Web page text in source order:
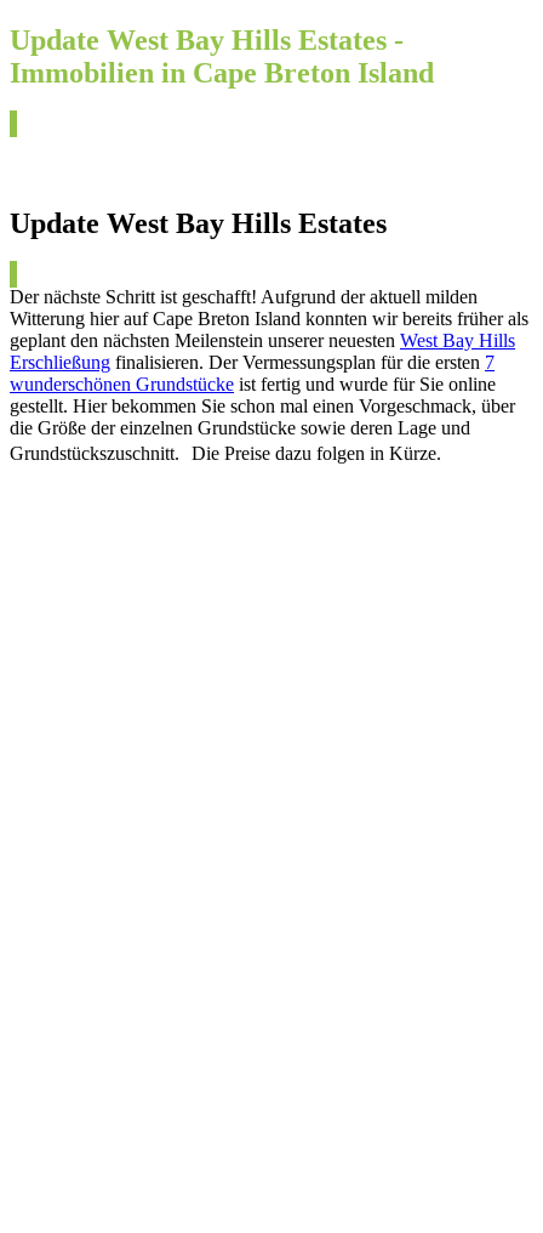
Update West Bay Hills Estates -
Immobilien in Cape Breton Island
Update West Bay Hills Estates
Der nächste Schritt ist geschafft! Aufgrund der aktuell milden
Witterung hier auf Cape Breton Island konnten wir bereits früher als
geplant den nächsten Meilenstein unserer neuesten West Bay Hills
Erschließung finalisieren. Der Vermessungsplan für die ersten 7
wunderschönen Grundstücke ist fertig und wurde für Sie online
gestellt. Hier bekommen Sie schon mal einen Vorgeschmack, über
die Größe der einzelnen Grundstücke sowie deren Lage und
Grundstückszuschnitt. Die Preise dazu folgen in Kürze.